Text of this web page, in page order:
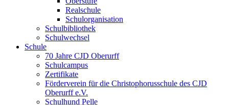
Realschule
Schulorganisation
Schulbibliothek
Schulwechsel
Schule
70 Jahre CJD Oberurff
Schulcampus
Zertifikate
Förderverein für die Christophorusschule des CJD
Oberurff e.V.
Schulhund Pelle